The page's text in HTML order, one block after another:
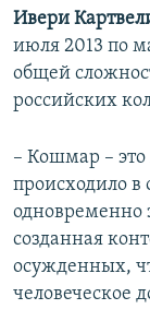
Ивери
июля 2013 по
общей
российских
– Кошмар – это
происходило
одновременно
созданная
осужденных,
человеческое